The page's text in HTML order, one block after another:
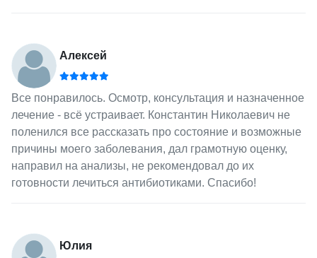
Алексей
Все понравилось. Осмотр, консультация и назначенное
лечение - всё устраивает. Константин Николаевич не
поленился все рассказать про состояние и возможные
причины моего заболевания, дал грамотную оценку,
направил на анализы, не рекомендовал до их
готовности лечиться антибиотиками. Спасибо!
Юлия